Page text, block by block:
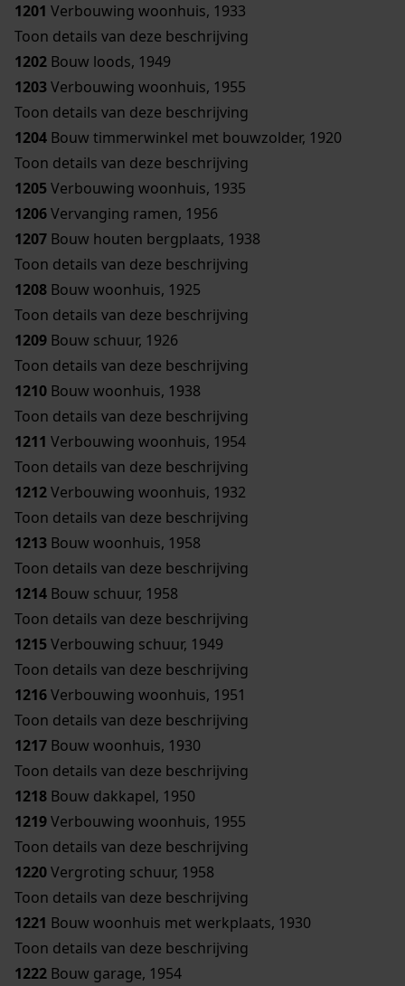
1201 Verbouwing woonhuis, 1933
Toon details van deze beschrijving
1202 Bouw loods, 1949
1203Verbouwing woonhuis, 1955
Toon details van deze beschrijving
1204 Bouw timmerwinkel met bouwzolder, 1920
Toon details van deze beschrijving
1205Verbouwing woonhuis, 1935
1206Vervanging ramen, 1956
1207 Bouw houten bergplaats, 1938
Toon details van deze beschrijving
1208 Bouw woonhuis, 1925
Toon details van deze beschrijving
1209 Bouw schuur, 1926
Toon details van deze beschrijving
1210 Bouw woonhuis, 1938
Toon details van deze beschrijving
1211 Verbouwing woonhuis, 1954
Toon details van deze beschrijving
1212Verbouwing woonhuis, 1932
Toon details van deze beschrijving
1213 Bouw woonhuis, 1958
Toon details van deze beschrijving
1214 Bouw schuur, 1958
Toon details van deze beschrijving
1215Verbouwing schuur, 1949
Toon details van deze beschrijving
1216Verbouwing woonhuis, 1951
Toon details van deze beschrijving
1217 Bouw woonhuis, 1930
Toon details van deze beschrijving
1218 Bouw dakkapel, 1950
1219Verbouwing woonhuis, 1955
Toon details van deze beschrijving
1220Vergroting schuur, 1958
Toon details van deze beschrijving
1221 Bouw woonhuis met werkplaats, 1930
Toon details van deze beschrijving
1222 Bouw garage, 1954